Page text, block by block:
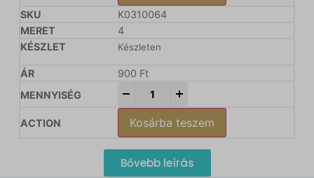
K0310064
4
Készleten
900 Ft
Kosárba teszem
Bővebb leírás